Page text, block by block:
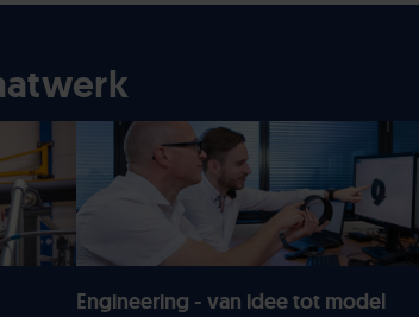
Engineering - van idee tot model